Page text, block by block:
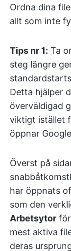
Ordna dina
allt som inte
Tips nr 1: Ta
steg längre
Detta hjälper
överväldigad
viktigt istället
öppnar
Överst på
har öppnats
som den
Arbetsytor
mest aktiva
deras